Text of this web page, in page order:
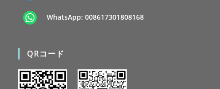
WhatsApp:008617301808168
QRコード